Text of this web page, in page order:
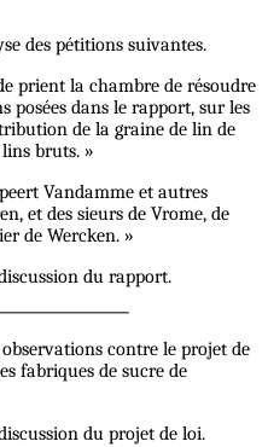
des pétitions suivantes.
prient la chambre de résoudre
dans le rapport, sur les
de la graine de lin de
bruts. »
Vandamme et autres
et des sieurs de Vrome, de
de Wercken. »
du rapport.
contre le projet de
fabriques de sucre de
du projet de loi.